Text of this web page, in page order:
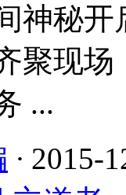
神秘
聚现场
...
· 2015-